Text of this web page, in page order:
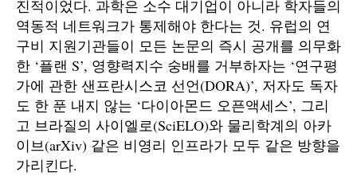
진적이었다. 과학은 소수 대기업이 아니라 학자들의
역동적 네트워크가 통제해야 한다는 것. 유럽의 연
구비 지원기관들이 모든 논문의 즉시 공개를 의무화
한 ‘플랜 S’, 영향력지수 숭배를 거부하자는 ‘연구평
가에 관한 샌프란시스코 선언(DORA)’, 저자도 독자
도 한 푼 내지 않는 ‘다이아몬드 오픈액세스’, 그리
고 브라질의 사이엘로(SciELO)와 물리학계의 아카
이브(arXiv) 같은 비영리 인프라가 모두 같은 방향을
가리킨다.